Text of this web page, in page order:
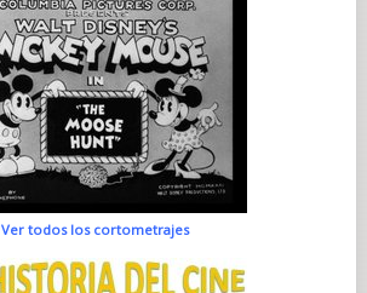
Ver todos los cortometrajes